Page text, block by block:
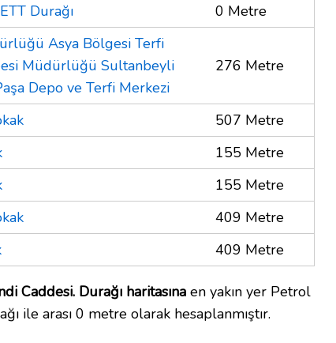
Durağı
0 Metre
Asya Bölgesi Terfi
Müdürlüğü Sultanbeyli
Depo ve Terfi Merkezi
276 Metre
507 Metre
155 Metre
155 Metre
409 Metre
409 Metre
Caddesi. Durağı haritasına en yakın yer Petrol
ile arası 0 metre olarak hesaplanmıştır.